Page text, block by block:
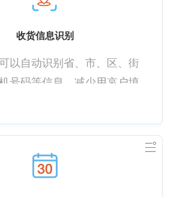
收货信息识别
以自动识别省、市、区、街
号码等信息。减少用哀户填写
：我们会保证该信息安全，数